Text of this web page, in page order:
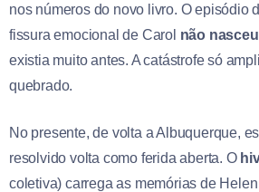
nos números do novo livro. O episódio
fissura emocional de Carol não
existia muito antes. A catástrofe só
quebrado.
No presente, de volta a Albuquerque,
resolvido volta como ferida aberta. O
coletiva) carrega as memórias de